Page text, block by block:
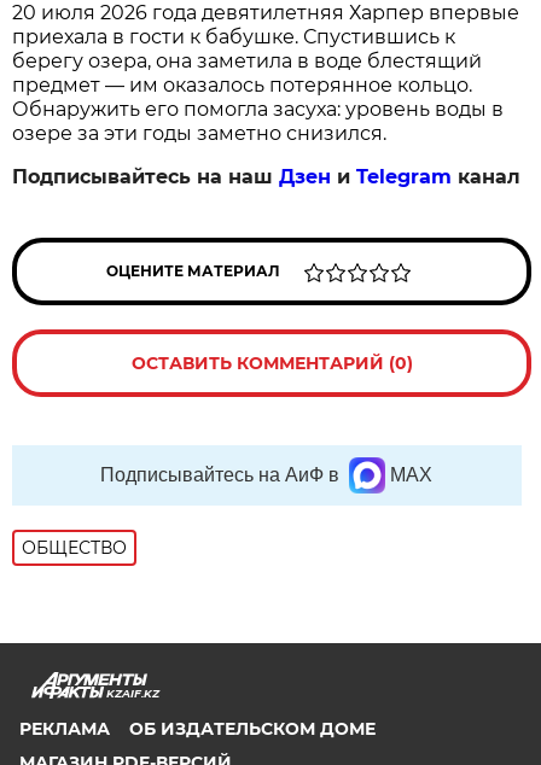
20 июля 2026 года девятилетняя Харпер впервые
приехала в гости к бабушке. Спустившись к
берегу озера, она заметила в воде блестящий
предмет — им оказалось потерянное кольцо.
Обнаружить его помогла засуха: уровень воды в
озере за эти годы заметно снизился.
Подписывайтесь на нашДзен иTelegram канал
ОЦЕНИТЕ МАТЕРИАЛ
ОСТАВИТЬ КОММЕНТАРИЙ (0)
Подписывайтесь на АиФ в MAX
ОБЩЕСТВО
KZAIF.KZ
РЕКЛАМА
ОБ ИЗДАТЕЛЬСКОМ ДОМЕ